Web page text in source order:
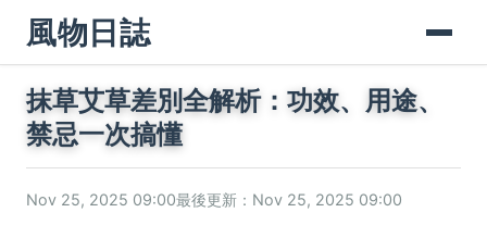
風物日誌
抹草艾草差別全解析：功效、用途、
禁忌一次搞懂
Nov 25, 2025 09:00最後更新：Nov 25, 2025 09:00